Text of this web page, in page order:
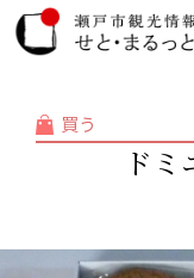
買う
ド